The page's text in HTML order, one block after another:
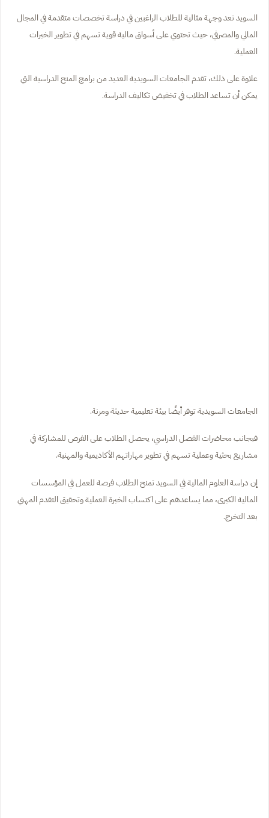
السويد تعد وجهة مثالية للطلاب الراغبين في دراسة تخصصات متقدمة في المجال
المالي والمصرفي، حيث تحتوي على أسواق مالية قوية تسهم في تطوير الخبرات
العملية.
علاوة على ذلك، تقدم الجامعات السويدية العديد من برامج المنح الدراسية التي
يمكن أن تساعد الطلاب في تخفيض تكاليف الدراسة.
الجامعات السويدية توفر أيضًا بيئة تعليمية حديثة ومرنة.
فبجانب محاضرات الفصل الدراسي، يحصل الطلاب على الفرص للمشاركة في
مشاريع بحثية وعملية تسهم في تطوير مهاراتهم الأكاديمية والمهنية.
إن دراسة العلوم المالية في السويد تمنح الطلاب فرصة للعمل في المؤسسات
المالية الكبرى، مما يساعدهم على اكتساب الخبرة العملية وتحقيق التقدم المهني
بعد التخرج.